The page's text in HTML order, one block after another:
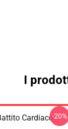
I
Cardiaco-20%